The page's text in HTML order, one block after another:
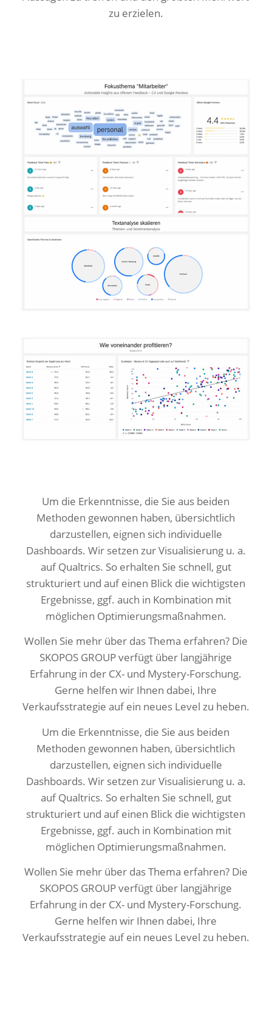
zu erzielen.
Um die Erkenntnisse, die Sie aus beiden
Methoden gewonnen haben, übersichtlich
darzustellen, eignen sich individuelle
Dashboards. Wir setzen zur Visualisierung u. a.
auf Qualtrics. So erhalten Sie schnell, gut
strukturiert und auf einen Blick die wichtigsten
Ergebnisse, ggf. auch in Kombination mit
möglichen Optimierungsmaßnahmen.
Wollen Sie mehr über das Thema erfahren? Die
SKOPOS GROUP verfügt über langjährige
Erfahrung in der CX- und Mystery-Forschung.
Gerne helfen wir Ihnen dabei, Ihre
Verkaufsstrategie auf ein neues Level zu heben.
Um die Erkenntnisse, die Sie aus beiden
Methoden gewonnen haben, übersichtlich
darzustellen, eignen sich individuelle
Dashboards. Wir setzen zur Visualisierung u. a.
auf Qualtrics. So erhalten Sie schnell, gut
strukturiert und auf einen Blick die wichtigsten
Ergebnisse, ggf. auch in Kombination mit
möglichen Optimierungsmaßnahmen.
Wollen Sie mehr über das Thema erfahren? Die
SKOPOS GROUP verfügt über langjährige
Erfahrung in der CX- und Mystery-Forschung.
Gerne helfen wir Ihnen dabei, Ihre
Verkaufsstrategie auf ein neues Level zu heben.